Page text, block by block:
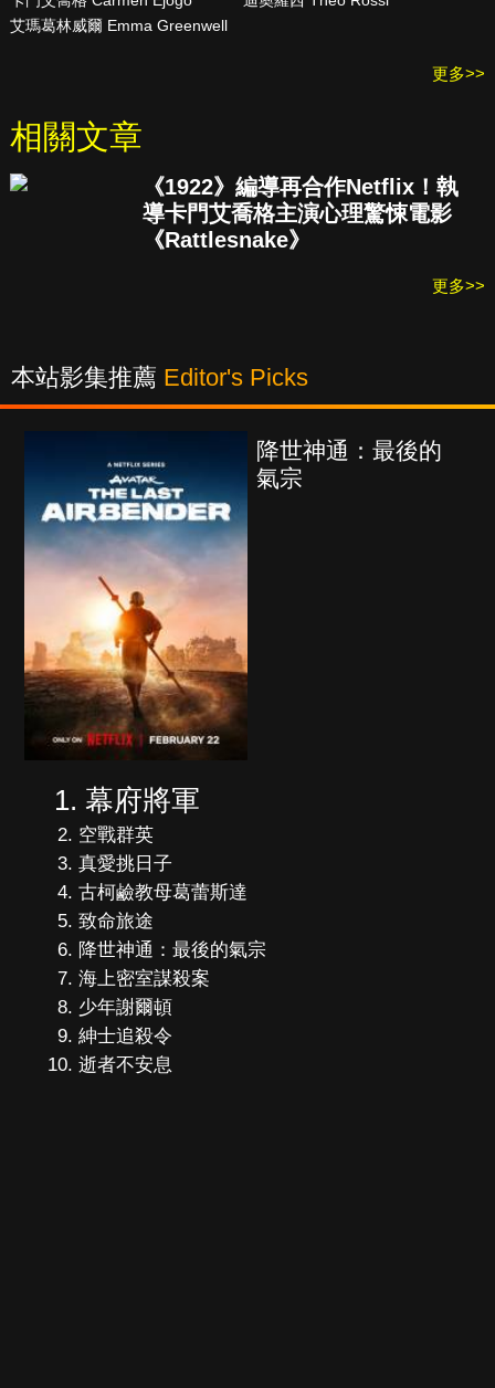
艾瑪葛林威爾 Emma Greenwell
更多>>
相關文章
《1922》編導再合作Netflix！執
導卡門艾喬格主演心理驚悚電影
《Rattlesnake》
更多>>
本站影集推薦 Editor's Picks
降世神通：最後的
氣宗
幕府將軍
空戰群英
真愛挑日子
古柯鹼教母葛蕾斯達
致命旅途
降世神通：最後的氣宗
海上密室謀殺案
少年謝爾頓
紳士追殺令
逝者不安息